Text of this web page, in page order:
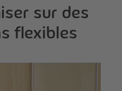
> Regus : miser sur des
flexibles
sur des
flexibles